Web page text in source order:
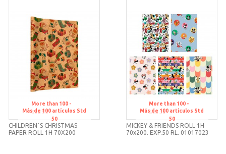
More than 100 -
Std 50
CHILDREN´S CHRISTMAS
PAPER ROLL 1H 70X200
Más de 100 artículos Std
50
More than 100 -
Std 50
MICKEY & FRIENDS ROLL 1H
70x200. EXP.50 RL. 01017023
Más de 100 artículos Std
50